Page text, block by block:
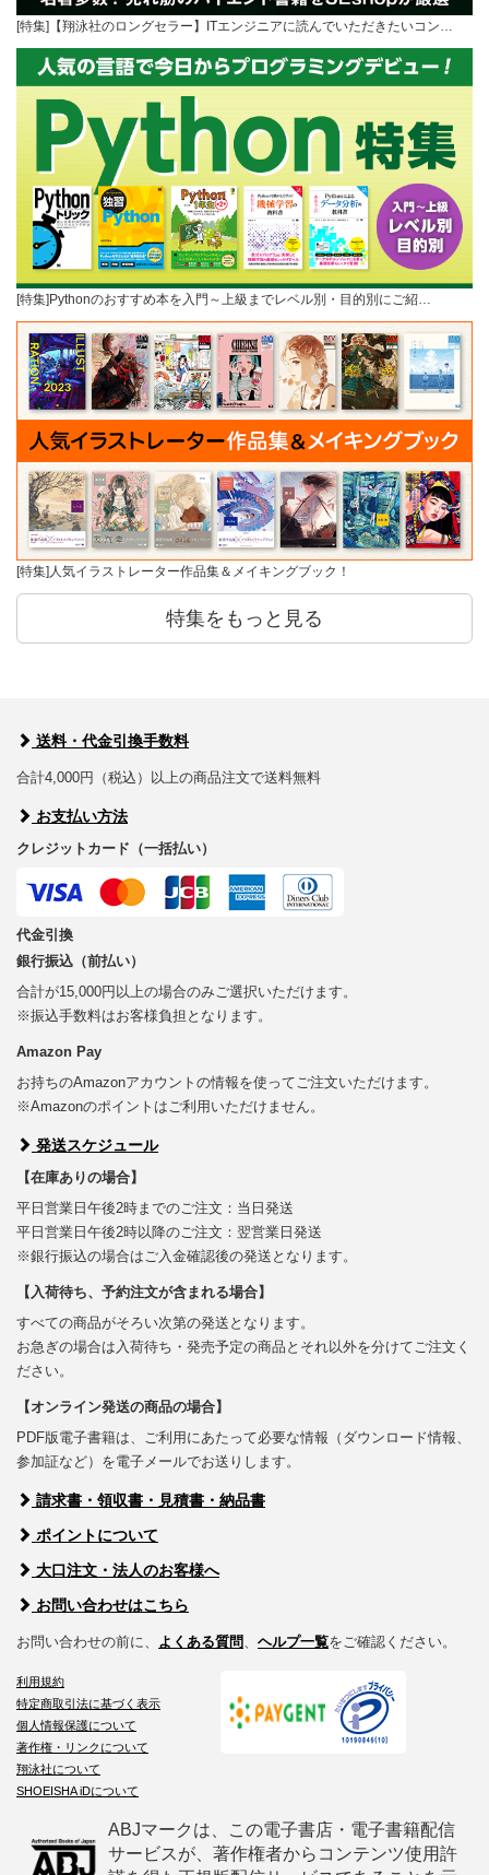
[特集]【翔泳社のロングセラー】ITエンジニアに読んでいただきたいコン…
[特集]Pythonのおすすめ本を入門～上級までレベル別・目的別にご紹…
[特集]人気イラストレーター作品集＆メイキングブック！
特集をもっと見る
送料・代金引換手数料
合計4,000円（税込）以上の商品注文で送料無料
お支払い方法
クレジットカード（一括払い）
代金引換
銀行振込（前払い）
合計が15,000円以上の場合のみご選択いただけます。
※振込手数料はお客様負担となります。
Amazon Pay
お持ちのAmazonアカウントの情報を使ってご注文いただけます。
※Amazonのポイントはご利用いただけません。
発送スケジュール
【在庫ありの場合】
平日営業日午後2時までのご注文：当日発送
平日営業日午後2時以降のご注文：翌営業日発送
※銀行振込の場合はご入金確認後の発送となります。
【入荷待ち、予約注文が含まれる場合】
すべての商品がそろい次第の発送となります。
お急ぎの場合は入荷待ち・発売予定の商品とそれ以外を分けてご注文く
ださい。
【オンライン発送の商品の場合】
PDF版電子書籍は、ご利用にあたって必要な情報（ダウンロード情報、
参加証など）を電子メールでお送りします。
請求書・領収書・見積書・納品書
ポイントについて
大口注文・法人のお客様へ
お問い合わせはこちら
お問い合わせの前に、 よくある質問、 ヘルプ一覧をご確認ください。
利用規約
特定商取引法に基づく表示
個人情報保護について
著作権・リンクについて
翔泳社について
SHOEISHA iDについて
ABJマークは、この電子書店・電子書籍配信
サービスが、著作権者からコンテンツ使用許